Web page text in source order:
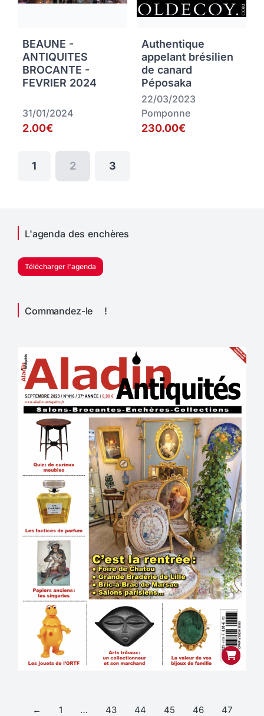
BEAUNE -
ANTIQUITES
BROCANTE -
FEVRIER 2024
31/01/2024
2.00€
Authentique
appelant brésilien
de canard
Péposaka
22/03/2023
Pomponne
230.00€
1 2 3
L'agenda des enchères
Télécharger l'agenda
Commandez-le !
← 1 … 43 44 45 46
47